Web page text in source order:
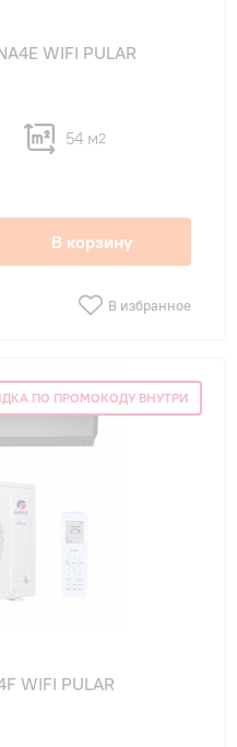
WIFI PULAR
54 м2
В корзину
В избранное
ПО ПРОМОКОДУ ВНУТРИ
WIFI PULAR